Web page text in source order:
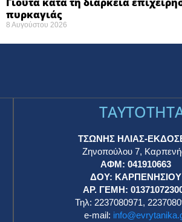
πυρκαγιάς ​
8 Αυγούστου 2026
ΤΣΩΝΗΣ ΗΛΙΑΣ-
Ζηνοπούλου 7,
ΑΦΜ: 041910663
ΔΟΥ: ΚΑΡΠΕΝΗΣΙΟΥ
ΑΡ. ΓΕΜΗ:
Τηλ: 2237080971,
e-mail: